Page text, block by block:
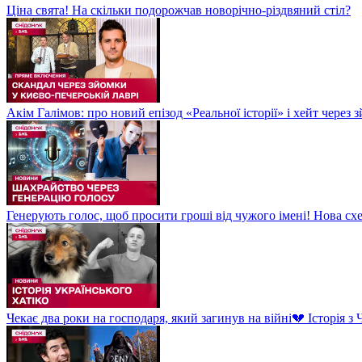
Ціна свята! На скільки подорожчав новорічно-різдвяний стіл?
Акім Галімов: про новий епізод «Реальної історії» і хейт
Генерують голос, щоб просити гроші від чужого імені! Нова
Чекає два роки на господаря, який загинув на війні💔 Історія